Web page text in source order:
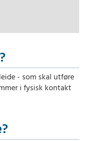
- som skal utføre
i fysisk kontakt